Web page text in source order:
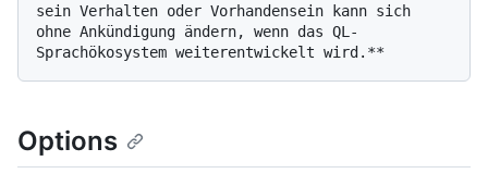
sein Verhalten oder Vorhandensein kann sich
ohne Ankündigung ändern, wenn das QL-
Options